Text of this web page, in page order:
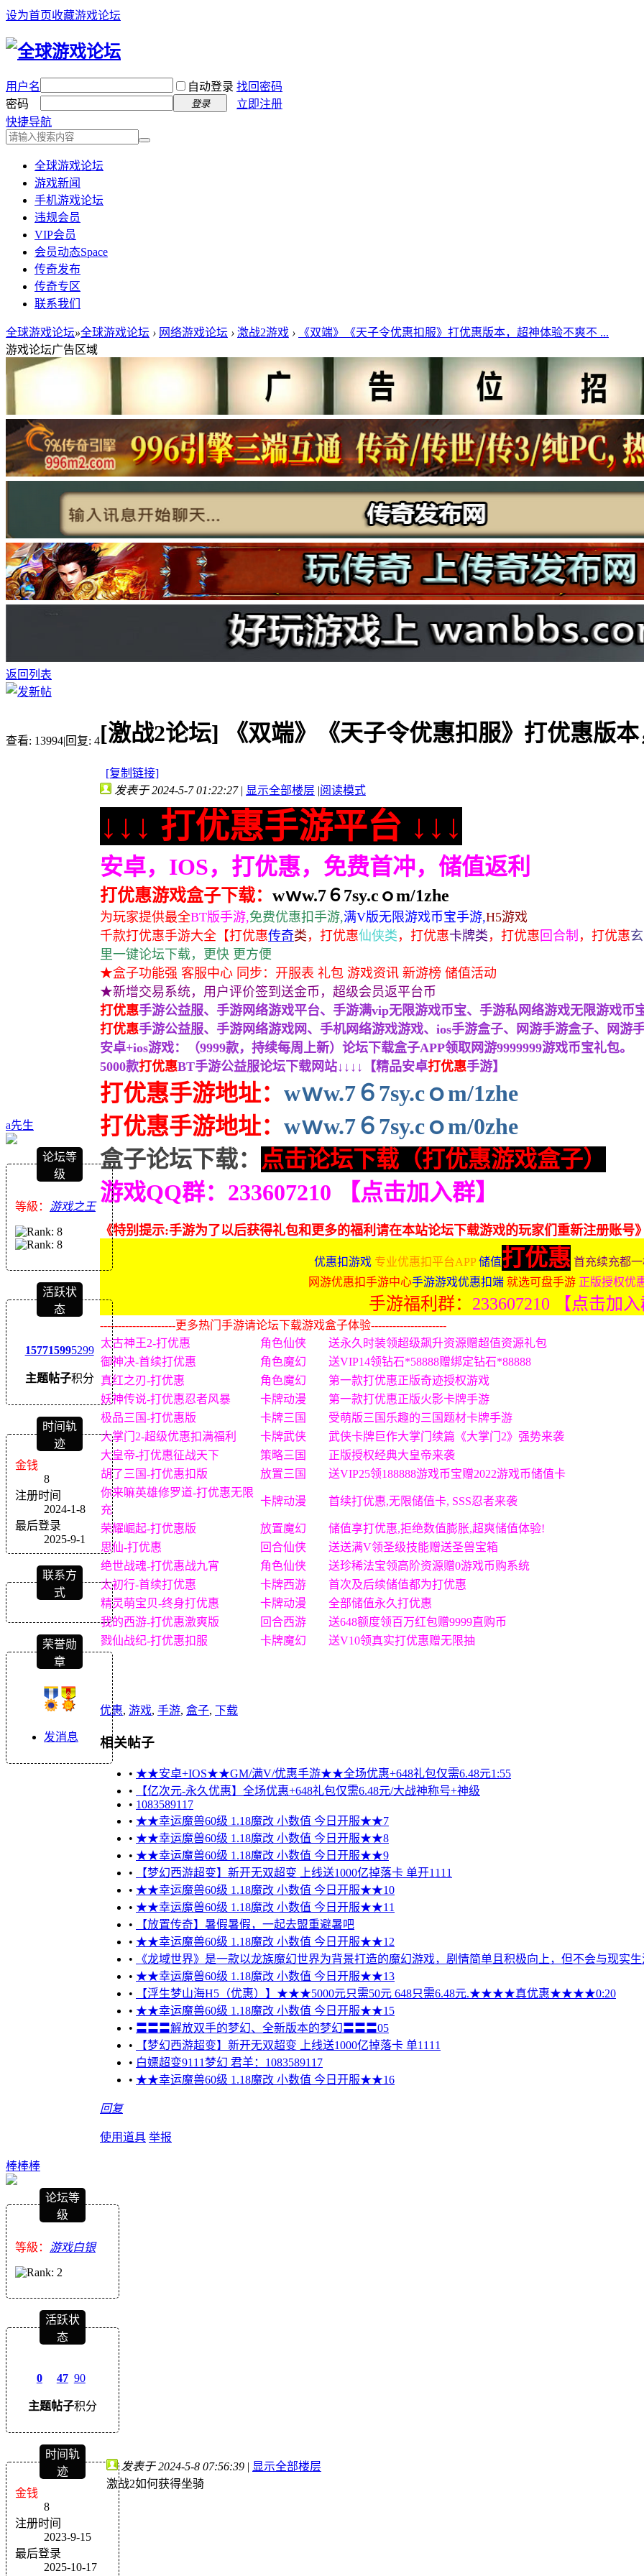
设为首页收藏游戏论坛
用户名 自动登录 找回密码
密码
登录
立即注册
快捷导航
全球游戏论坛
游戏新闻
手机游戏论坛
违规会员
VIP会员
会员动态Space
传奇发布
传奇专区
联系我们
全球游戏论坛»全球游戏论坛 › 网络游戏论坛 › 激战2游戏 ›
《双端》《天子令优惠扣服》打优惠版本，超神体验不爽不 ...
游戏论坛广告区域
返回列表
查看: 13994|回复: 4[激战2论坛] 《双端》《天子令优惠扣服》打优惠版
[复制链接]
a先生
论坛等
级
等級： 游戏之王
活跃状
态
1577
主题
1599
帖子
5299
积分
时间轨
迹
金钱
8
注册时间
2024-1-8
最后登录
2025-9-1
联系方
式
荣誉勋
章
发消息
发表于 2024-5-7 01:22:27 | 显示全部楼层 |阅读模式
↓↓↓ 打优惠手游平台 ↓↓↓
安卓，IOS，打优惠，免费首冲，储值返利
打优惠游戏盒子下载： wｗw.7６7sy.cｏm/1zhe
为玩家提供最全BT版手游,免费优惠扣手游,满V版无限游戏币宝手游,H5游戏
千款打优惠手游大全 【打优惠传奇类 ， 打优惠仙侠类 ， 打优惠卡牌类 ， 打优惠 回合制 ， 打优惠
里一键论坛下载，更快 更方便
★盒子功能强 客服中心 同步：开服表 礼包 游戏资讯 新游榜 储值活动
★新增交易系统，用户评价签到送金币，超级会员返平台币
打优惠手游公益服、手游网络游戏平台、手游满vip无限游戏币宝、手游私网络游戏无限游戏币
打优惠手游公益服、手游网络游戏网、手机网络游戏游戏、ios手游盒子、网游手游盒子、网游
安卓+ios游戏：（9999款，持续每周上新）论坛下载盒子APP领取网游9999999游戏币宝礼包。
5000款打优惠BT手游公益服论坛下载网站↓↓↓↓【精品安卓打优惠手游】
打优惠手游地址： wｗw.7６7sy.cｏm/1zhe
打优惠手游地址： wｗw.7６7sy.cｏm/0zhe
盒子论坛下载： 点击论坛下载（打优惠游戏盒子）
游戏QQ群：233607210 【点击加入群】
《特别提示:手游为了以后获得礼包和更多的福利请在本站论坛下载游戏的玩家们重新注册账号
优惠扣游戏 专业优惠扣平台APP储值打优惠 首充续充都
网游优惠扣手游中心手游游戏优惠扣端 就选可盘手游 正版授权优
手游福利群： 233607210 【点击加
---------------------更多热门手游请论坛下载游戏盒子体验---------------------
太古神王2-打优惠
角色仙侠
送永久时装领超级飙升资源赠超值资源礼包
御神决-首续打优惠
角色魔幻
送VIP14领钻石*58888赠绑定钻石*88888
真红之刃-打优惠
角色魔幻
第一款打优惠正版奇迹授权游戏
妖神传说-打优惠忍者风暴
卡牌动漫
第一款打优惠正版火影卡牌手游
极品三国-打优惠版
卡牌三国
受萌版三国乐趣的三国题材卡牌手游
大掌门2-超级优惠扣满福利
卡牌武侠
武侠卡牌巨作大掌门续篇《大掌门2》强势来袭
大皇帝-打优惠征战天下
策略三国
正版授权经典大皇帝来袭
胡了三国-打优惠扣版
放置三国
送VIP25领188888游戏币宝赠2022游戏币储值卡
你来嘛英雄修罗道-打优惠无限
充
卡牌动漫 首续打优惠,无限储值卡, SSS忍者来袭
荣耀崛起-打优惠版 放置魔幻
储值享打优惠,拒绝数值膨胀,超爽储值体验!
思仙-打优惠
回合仙侠
送送满V领圣级技能赠送圣兽宝箱
绝世战魂-打优惠战九宵
角色仙侠
送珍稀法宝领高阶资源赠0游戏币购系统
太初行-首续打优惠
卡牌西游
首次及后续储值都为打优惠
精灵萌宝贝-终身打优惠
卡牌动漫
全部储值永久打优惠
我的西游-打优惠激爽版
回合西游
送648额度领百万红包赠9999直购币
戮仙战纪-打优惠扣服
卡牌魔幻 送V10领真实打优惠赠无限抽
优惠, 游戏, 手游, 盒子, 下载
相关帖子
• ★★安卓+IOS★★GM/满V/优惠手游★★全场优惠+648礼包仅需6.48元1:55
•
【亿次元-永久优惠】全场优惠+648礼包仅需6.48元/大战神称号+神级
• 1083589117
• ★★幸运魔兽60级 1.18魔改 小数值 今日开服★★7
• ★★幸运魔兽60级 1.18魔改 小数值 今日开服★★8
• ★★幸运魔兽60级 1.18魔改 小数值 今日开服★★9
•
【梦幻西游超变】新开无双超变 上线送1000亿掉落卡 单开1111
• ★★幸运魔兽60级 1.18魔改 小数值 今日开服★★10
• ★★幸运魔兽60级 1.18魔改 小数值 今日开服★★11
•
【放置传奇】暑假暑假，一起去盟重避暑吧
• ★★幸运魔兽60级 1.18魔改 小数值 今日开服★★12
•
《龙域世界》是一款以龙族魔幻世界为背景打造的魔幻游戏，剧情简单且积极向上，但不会与现实生
• ★★幸运魔兽60级 1.18魔改 小数值 今日开服★★13
•
【浮生梦山海H5（优惠）】★★★5000元只需50元 648只需6.48元.★★★★真优惠★★★★0:20
• ★★幸运魔兽60级 1.18魔改 小数值 今日开服★★15
• 〓〓〓解放双手的梦幻、全新版本的梦幻〓〓〓05
•
【梦幻西游超变】新开无双超变 上线送1000亿掉落卡 单1111
• 白嫖超变9111梦幻 君羊：1083589117
• ★★幸运魔兽60级 1.18魔改 小数值 今日开服★★16
回复
使用道具 举报
棒棒棒
论坛等
级
等級： 游戏白银
活跃状
态
0
主题
47
帖子
90
积分
时间轨
迹
金钱
8
注册时间
2023-9-15
最后登录
2025-10-17
发表于 2024-5-8 07:56:39 | 显示全部楼层
激战2如何获得坐骑